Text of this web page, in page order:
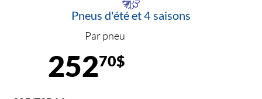
Pneus d'été et 4 saisons
Par pneu
25270$